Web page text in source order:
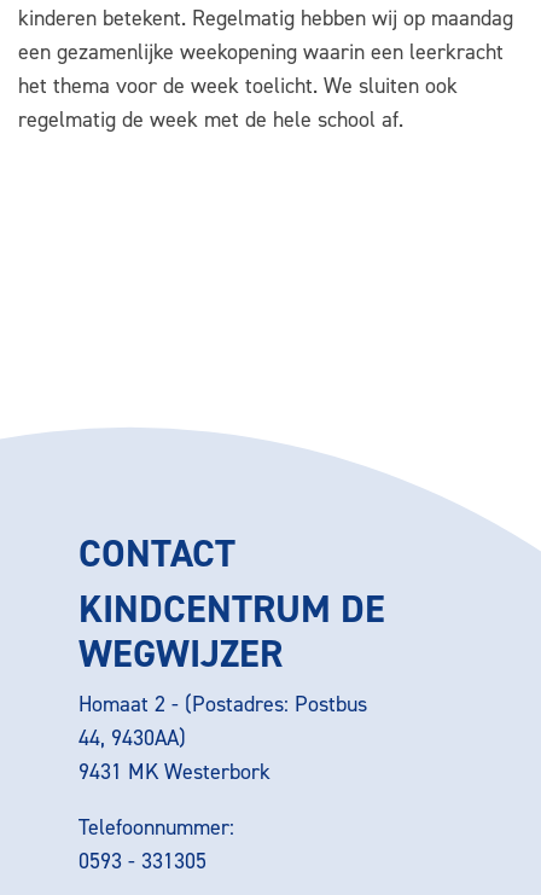
kinderen betekent. Regelmatig hebben wij op maandag
een gezamenlijke weekopening waarin een leerkracht
het thema voor de week toelicht. We sluiten ook
regelmatig de week met de hele school af.
CONTACT
KINDCENTRUM DE
WEGWIJZER
Homaat 2 - (Postadres: Postbus
44, 9430AA)
9431 MK Westerbork
Telefoonnummer:
0593 - 331305